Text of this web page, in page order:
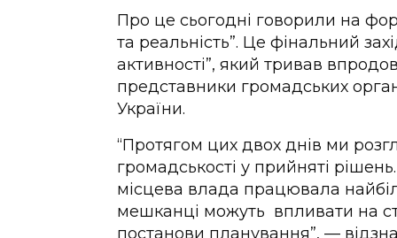
Про це сьогодні говорили на
та реальність”. Це фінальний
активності”, який тривав
представники громадських
України.
“Протягом цих двох днів ми
громадськості у прийняті
місцева влада працювала
мешканці можуть впливати на
постанови планування”, —